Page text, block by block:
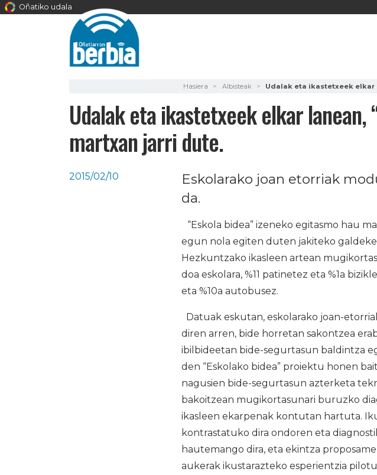
Oñatiko udala
Hasiera Albisteak Udalak eta ikastetxeek elkar
Udalak eta ikastetxeek elkar lanean,
martxan jarri dute.
2015/02/10
Eskolarako joan etorriak
da.
“Eskola bidea” izeneko egitasmo hau
egun nola egiten duten jakiteko
Hezkuntzako ikasleen artean
doa eskolara, %11 patinetez eta %1a
eta %10a autobusez.
Datuak eskutan, eskolarako joan-
diren arren, bide horretan sakontzea
ibilbideetan bide-segurtasun baldintza
den “Eskolako bidea” proiektu honen
nagusien bide-segurtasun azterketa
bakoitzean mugikortasunari buruzko
ikasleen ekarpenak kontutan hartuta.
kontrastatuko dira ondoren eta
hautemango dira, eta ekintza
aukerak ikustarazteko esperientzia